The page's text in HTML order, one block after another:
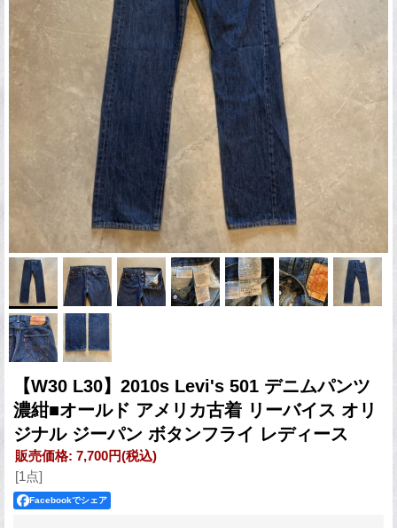
【W30 L30】2010s Levi's 501 デニムパンツ
濃紺■オールド アメリカ古着 リーバイス オリ
ジナル ジーパン ボタンフライ レディース
販売価格: 7,700円(税込)
[1点]
Facebookでシェア